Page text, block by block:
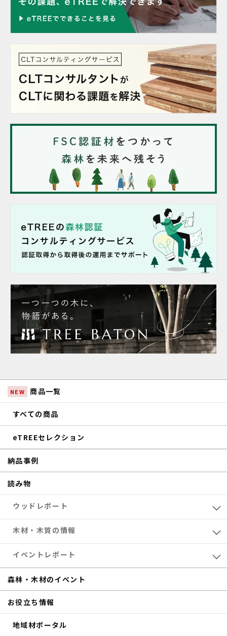
NEW 商品一覧
すべての商品
eTREEセレクション
納品事例
読み物
ウッドレポート
業界レポート
eTREEコラム
サステナブル
木材・木質の情報
森林・木材のお得情報
木材加工
補助金
商品紹介
イベントレポート
共催セミナー
eTREE TALK
森の未来会議
森林・木材のイベント
お役立ち情報
地域材ポータル